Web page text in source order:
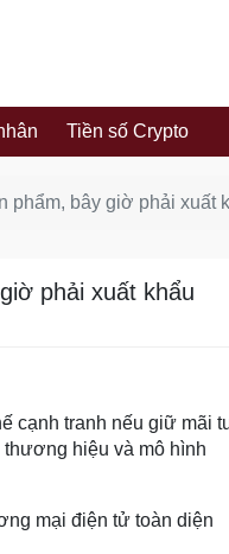
Tiền số Crypto
phẩm, bây giờ phải xuất
phải xuất khẩu
cạnh tranh nếu giữ mãi
thương hiệu và mô hình
mại điện tử toàn diện